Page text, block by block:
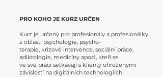
PRO KOHO JE KURZ URČEN
Kurz je určený pro profesionály a profesionálky
z oblasti psychologie, psycho-
terapie, krizové intervence, sociální práce,
adiktologie, medicíny apod., kteří se
ve své práci setkávají s klienty ohroženými
závislostí na digitálních technologiích.